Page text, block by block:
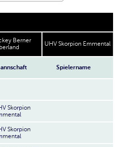
Berner
UHV Skorpion Emmental
Spielername
Skorpion
Skorpion